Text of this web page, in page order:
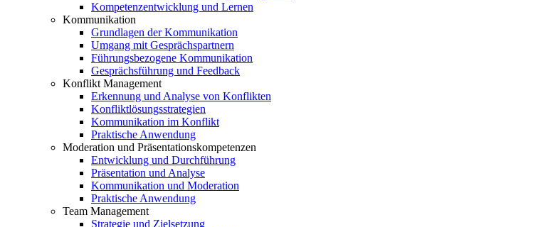
Kompetenzentwicklung und Lernen
Kommunikation
Grundlagen der Kommunikation
Umgang mit Gesprächspartnern
Führungsbezogene Kommunikation
Gesprächsführung und Feedback
Konflikt Management
Erkennung und Analyse von Konflikten
Konfliktlösungsstrategien
Kommunikation im Konflikt
Praktische Anwendung
Moderation und Präsentationskompetenzen
Entwicklung und Durchführung
Präsentation und Analyse
Kommunikation und Moderation
Praktische Anwendung
Team Management
Strategie und Zielsetzung